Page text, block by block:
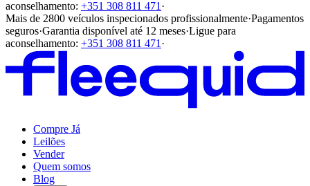
aconselhamento: +351 308 811 471 ·
Mais de 2800 veículos inspecionados profissionalmente·Pagamentos
seguros·Garantia disponível até 12 meses·Ligue para
aconselhamento: +351 308 811 471 ·
Compre Já
Leilões
Vender
Quem somos
Blog